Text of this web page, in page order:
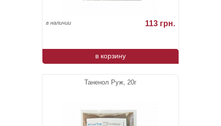
в наличии 113 грн.
в корзину
Таненол Руж, 20г